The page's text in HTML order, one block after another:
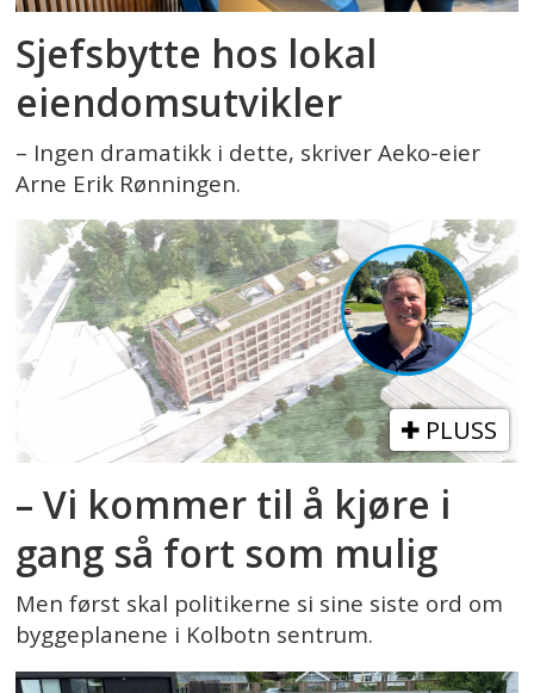
Sjefsbytte hos lokal
eiendomsutvikler
– Ingen dramatikk i dette, skriver Aeko-eier
Arne Erik Rønningen.
PLUSS
– Vi kommer til å kjøre i
gang så fort som mulig
Men først skal politikerne si sine siste ord om
byggeplanene i Kolbotn sentrum.